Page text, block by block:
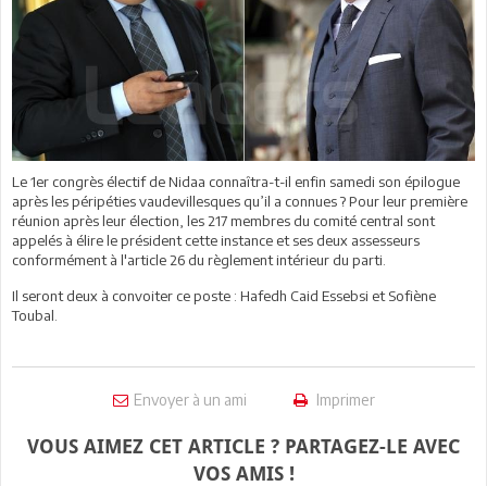
Le 1er congrès électif de Nidaa connaîtra-t-il enfin samedi son épilogue
après les péripéties vaudevillesques qu’il a connues ? Pour leur première
réunion après leur élection, les 217 membres du comité central sont
appelés à élire le président cette instance et ses deux assesseurs
conformément à l'article 26 du règlement intérieur du parti.
Il seront deux à convoiter ce poste : Hafedh Caid Essebsi et Sofiène
Toubal.
Envoyer à un ami Imprimer
VOUS AIMEZ CET ARTICLE ? PARTAGEZ-LE AVEC
VOS AMIS !